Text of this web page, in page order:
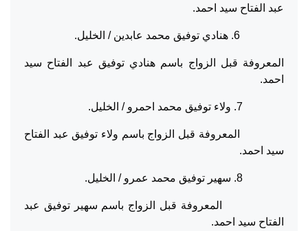
عبد الفتاح سيد احمد.
المعروفة قبل الزواج باسم هنادي توفيق عبد الفتاح سيد
احمد.
المعروفة قبل الزواج باسم ولاء توفيق عبد الفتاح
سيد احمد.
المعروفة قبل الزواج باسم سهير توفيق عبد
الفتاح سيد احمد.